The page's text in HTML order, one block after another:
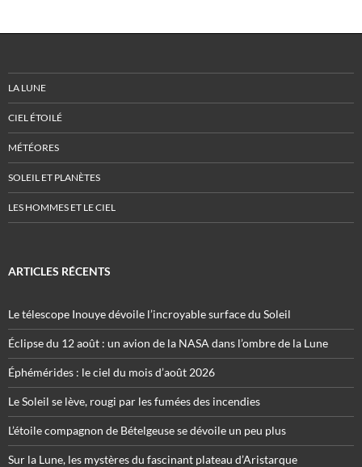
LA LUNE
CIEL ÉTOILÉ
MÉTÉORES
SOLEIL ET PLANÈTES
LES HOMMES ET LE CIEL
ARTICLES RÉCENTS
Le télescope Inouye dévoile l’incroyable surface du Soleil
Éclipse du 12 août : un avion de la NASA dans l’ombre de la Lune
Éphémérides : le ciel du mois d’août 2026
Le Soleil se lève, rougi par les fumées des incendies
L’étoile compagnon de Bételgeuse se dévoile un peu plus
Sur la Lune, les mystères du fascinant plateau d’Aristarque